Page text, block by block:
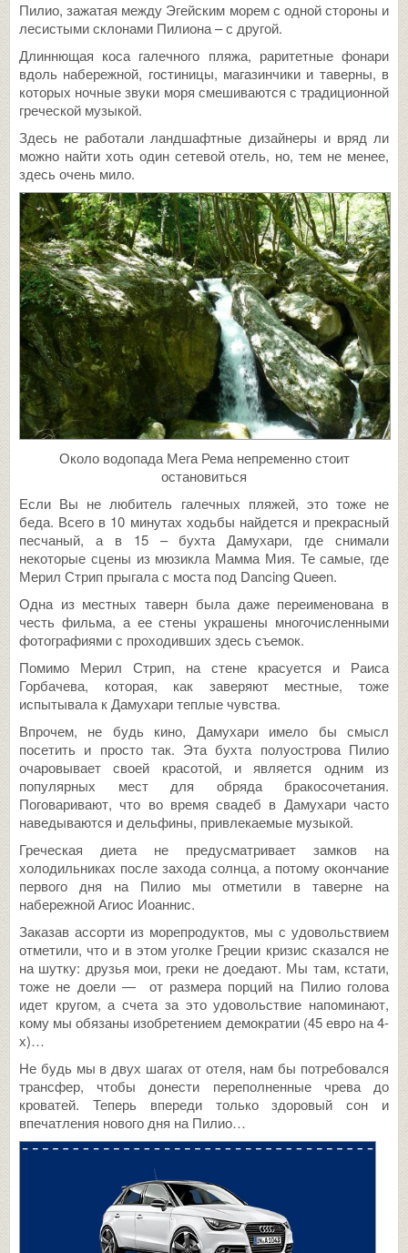
Пилио, зажатая между Эгейским морем с одной стороны и
лесистыми склонами Пилиона – с другой.
Длиннющая коса галечного пляжа, раритетные фонари
вдоль набережной, гостиницы, магазинчики и таверны, в
которых ночные звуки моря смешиваются с традиционной
греческой музыкой.
Здесь не работали ландшафтные дизайнеры и вряд ли
можно найти хоть один сетевой отель, но, тем не менее,
здесь очень мило.
Около водопада Мега Рема непременно стоит
остановиться
Если Вы не любитель галечных пляжей, это тоже не
беда. Всего в 10 минутах ходьбы найдется и прекрасный
песчаный, а в 15 – бухта Дамухари, где снимали
некоторые сцены из мюзикла Мамма Мия. Те самые, где
Мерил Стрип прыгала с моста под Dancing Queen.
Одна из местных таверн была даже переименована в
честь фильма, а ее стены украшены многочисленными
фотографиями с проходивших здесь съемок.
Помимо Мерил Стрип, на стене красуется и Раиса
Горбачева, которая, как заверяют местные, тоже
испытывала к Дамухари теплые чувства.
Впрочем, не будь кино, Дамухари имело бы смысл
посетить и просто так. Эта бухта полуострова Пилио
очаровывает своей красотой, и является одним из
популярных мест для обряда бракосочетания.
Поговаривают, что во время свадеб в Дамухари часто
наведываются и дельфины, привлекаемые музыкой.
Греческая диета не предусматривает замков на
холодильниках после захода солнца, а потому окончание
первого дня на Пилио мы отметили в таверне на
набережной Агиос Иоаннис.
Заказав ассорти из морепродуктов, мы с удовольствием
отметили, что и в этом уголке Греции кризис сказался не
на шутку: друзья мои, греки не доедают. Мы там, кстати,
тоже не доели — от размера порций на Пилио голова
идет кругом, а счета за это удовольствие напоминают,
кому мы обязаны изобретением демократии (45 евро на 4-
х)…
Не будь мы в двух шагах от отеля, нам бы потребовался
трансфер, чтобы донести переполненные чрева до
кроватей. Теперь впереди только здоровый сон и
впечатления нового дня на Пилио…